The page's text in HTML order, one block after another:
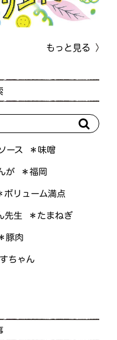
もっと見る
ース ＊味噌
が ＊福岡
ボリューム満点
先生 ＊たまねぎ
豚肉
ちゃん